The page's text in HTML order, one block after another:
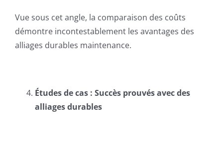
Vue sous cet angle, la comparaison des coûts
démontre incontestablement les avantages des
alliages durables maintenance.
Études de cas : Succès prouvés avec des
alliages durables